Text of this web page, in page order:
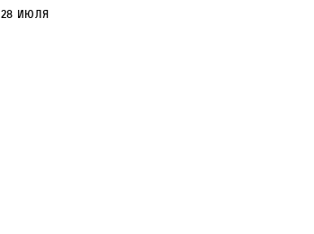
28 июля